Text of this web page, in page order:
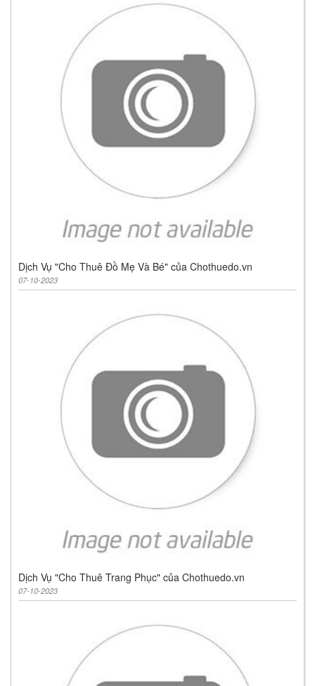
Dịch Vụ "Cho Thuê Đồ Mẹ Và Bé" của Chothuedo.vn
07-10-2023
Dịch Vụ "Cho Thuê Trang Phục" của Chothuedo.vn
07-10-2023